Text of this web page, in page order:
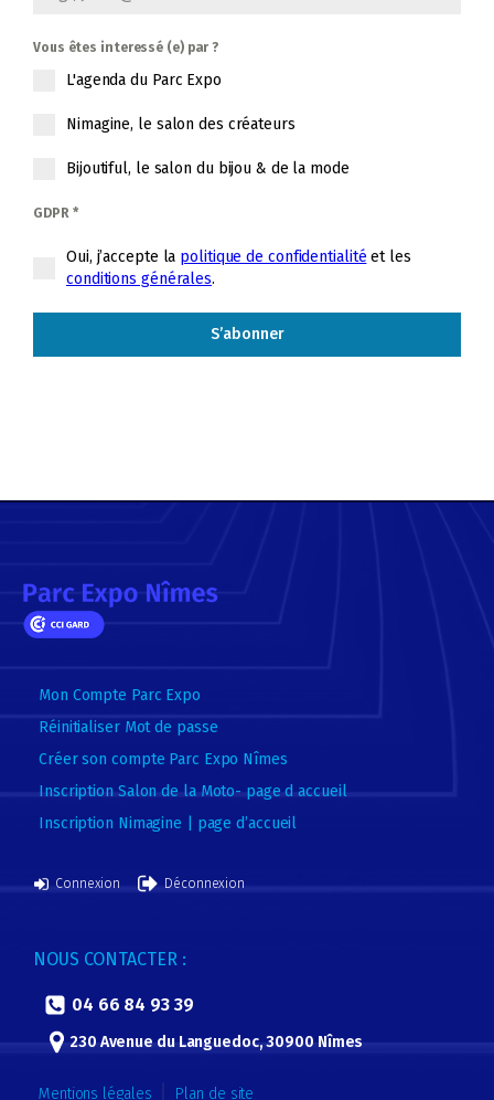
Vous êtes interessé (e) par ?
L'agenda du Parc Expo
Nimagine, le salon des créateurs
Bijoutiful, le salon du bijou & de la mode
GDPR *
Oui, j’accepte la politique de confidentialité et les
conditions générales.
S’abonner
Mon Compte Parc Expo
Réinitialiser Mot de passe
Créer son compte Parc Expo Nîmes
Inscription Salon de la Moto- page d accueil
Inscription Nimagine | page d’accueil
Connexion Déconnexion
NOUS CONTACTER :
04 66 84 93 39
230 Avenue du Languedoc, 30900 Nîmes
Mentions légales Plan de site